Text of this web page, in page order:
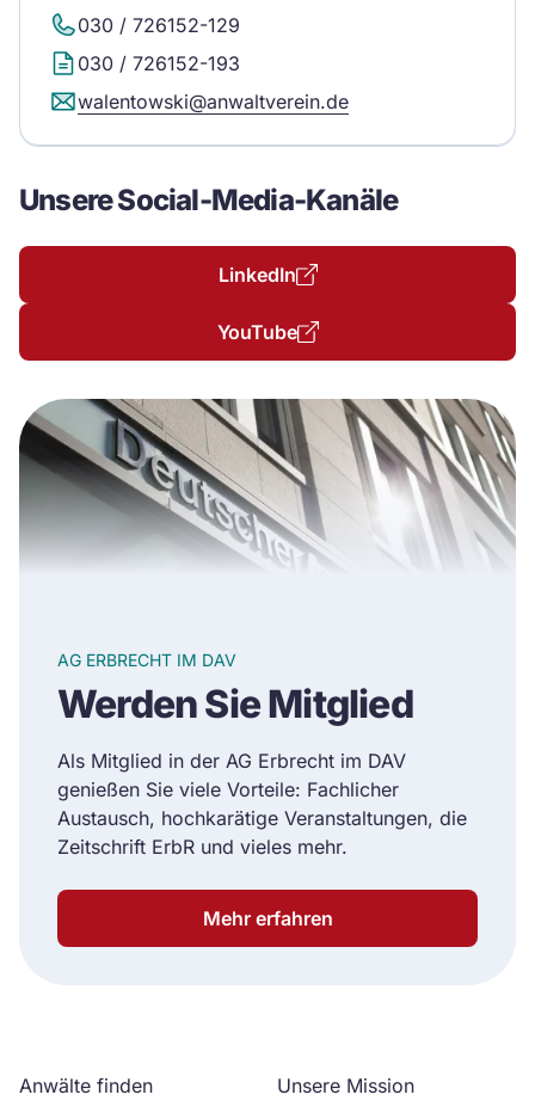
030 / 726152-129
030 / 726152-193
walentowski@anwaltverein.de
Unsere Social-Media-Kanäle
LinkedIn
YouTube
AG ERBRECHT IM DAV
Werden Sie Mitglied
Als Mitglied in der AG Erbrecht im DAV
genießen Sie viele Vorteile: Fachlicher
Austausch, hochkarätige Veranstaltungen, die
Zeitschrift ErbR und vieles mehr.
Mehr erfahren
Anwälte finden Unsere Mission